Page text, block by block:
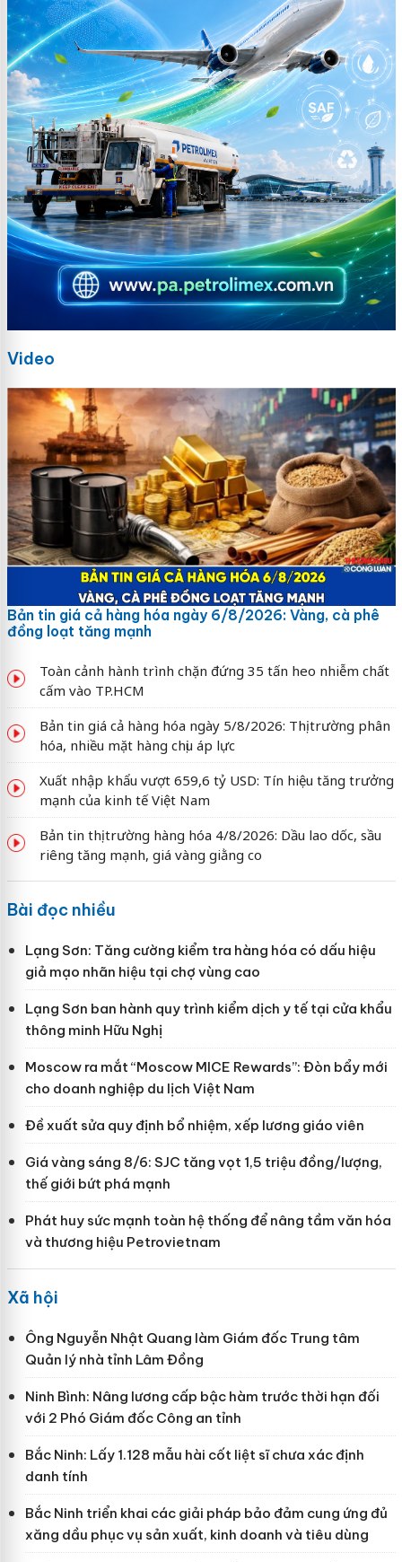
Video
Bản tin giá cả hàng hóa ngày 6/8/2026: Vàng, cà phê
đồng loạt tăng mạnh
Toàn cảnh hành trình chặn đứng 35 tấn heo nhiễm chất
cấm vào TP.HCM
Bản tin giá cả hàng hóa ngày 5/8/2026: Thị trường phân
hóa, nhiều mặt hàng chịu áp lực
Xuất nhập khẩu vượt 659,6 tỷ USD: Tín hiệu tăng trưởng
mạnh của kinh tế Việt Nam
Bản tin thị trường hàng hóa 4/8/2026: Dầu lao dốc, sầu
riêng tăng mạnh, giá vàng giằng co
Bài đọc nhiều
Lạng Sơn: Tăng cường kiểm tra hàng hóa có dấu hiệu
giả mạo nhãn hiệu tại chợ vùng cao
Lạng Sơn ban hành quy trình kiểm dịch y tế tại cửa khẩu
thông minh Hữu Nghị
Moscow ra mắt “Moscow MICE Rewards”: Đòn bẩy mới
cho doanh nghiệp du lịch Việt Nam
Đề xuất sửa quy định bổ nhiệm, xếp lương giáo viên
Giá vàng sáng 8/6: SJC tăng vọt 1,5 triệu đồng/lượng,
thế giới bứt phá mạnh
Phát huy sức mạnh toàn hệ thống để nâng tầm văn hóa
và thương hiệu Petrovietnam
Xã hội
Ông Nguyễn Nhật Quang làm Giám đốc Trung tâm
Quản lý nhà tỉnh Lâm Đồng
Ninh Bình: Nâng lương cấp bậc hàm trước thời hạn đối
với 2 Phó Giám đốc Công an tỉnh
Bắc Ninh: Lấy 1.128 mẫu hài cốt liệt sĩ chưa xác định
danh tính
Bắc Ninh triển khai các giải pháp bảo đảm cung ứng đủ
xăng dầu phục vụ sản xuất, kinh doanh và tiêu dùng